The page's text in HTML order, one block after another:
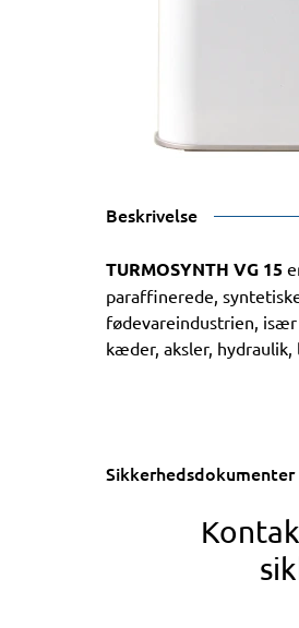
Beskrivelse
TURMOSYNTH VG 15
paraffinerede,
fødevareindustrien,
kæder, aksler,
Sikkerhedsdokumenter